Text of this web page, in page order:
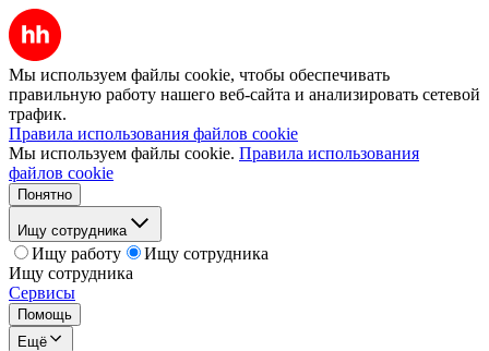
Мы используем файлы cookie, чтобы обеспечивать
правильную работу нашего веб-сайта и анализировать сетевой
трафик.
Правила использования файлов cookie
Мы используем файлы cookie. Правила использования
файлов cookie
Понятно
Ищу сотрудника
Ищу работу
Ищу сотрудника
Ищу сотрудника
Сервисы
Помощь
Ещё